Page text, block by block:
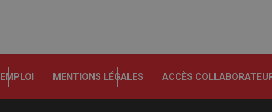
EMPLOI MENTIONS LÉGALES ACCÈS